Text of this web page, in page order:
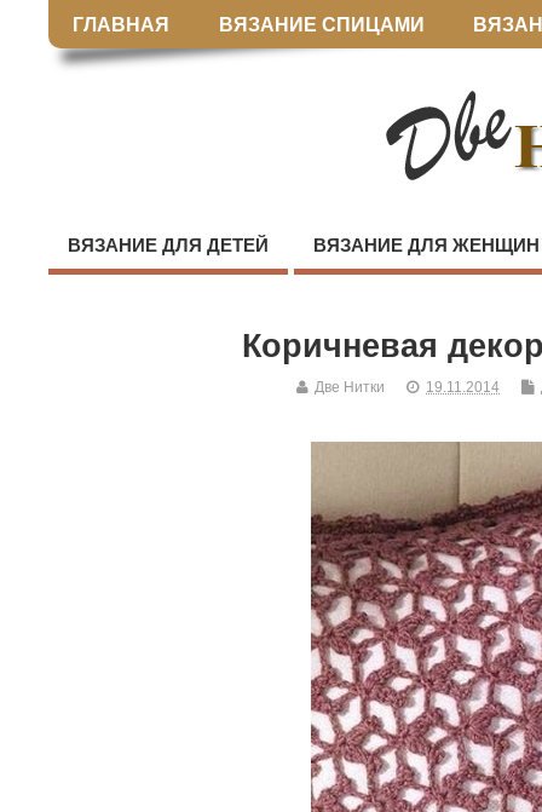
ГЛАВНАЯ ВЯЗАНИЕ СПИЦАМИ
ВЯЗАНИЕ ДЛЯ ДЕТЕЙ ВЯЗАНИЕ ДЛЯ ЖЕНЩИН
Коричневая
Две Нитки 19.11.2014